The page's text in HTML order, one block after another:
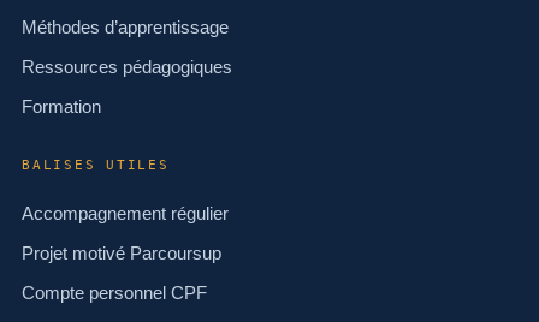
Méthodes d’apprentissage
Ressources pédagogiques
Formation
BALISES UTILES
Accompagnement régulier
Projet motivé Parcoursup
Compte personnel CPF